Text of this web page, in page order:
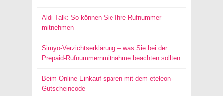
Aldi Talk: So können Sie Ihre Rufnummer
mitnehmen
Simyo-Verzichtserklärung – was Sie bei der
Prepaid-Rufnummernmitnahme beachten sollten
Beim Online-Einkauf sparen mit dem eteleon-
Gutscheincode